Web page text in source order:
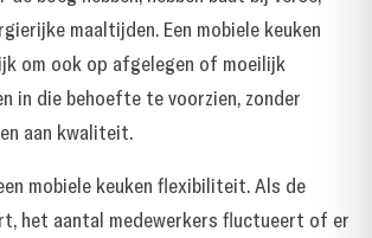
maaltijden. Een mobiele keuken
om ook op afgelegen of moeilijk
in die behoefte te voorzien, zonder
aan kwaliteit.
mobiele keuken flexibiliteit. Als de
het aantal medewerkers fluctueert of er